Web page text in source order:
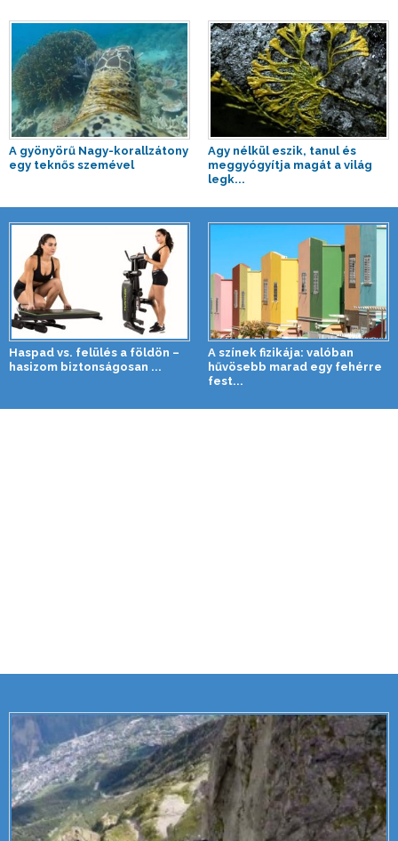
A gyönyörű Nagy-korallzátony
egy teknős szemével
Agy nélkül eszik, tanul és
meggyógyítja magát a világ
legk...
Haspad vs. felülés a földön –
hasizom biztonságosan ...
A színek fizikája: valóban
hűvösebb marad egy fehérre
fest...